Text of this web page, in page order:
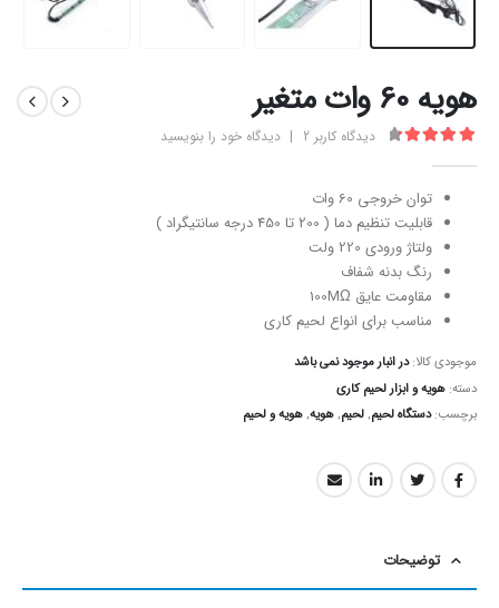
هویه 60 وات متغیر
دیدگاه کاربر2
| دیدگاه خود را بنویسید
توان خروجی 60 وات
قابلیت تنظیم دما ( 200 تا 450 درجه سانتیگراد )
ولتاژ ورودی 220 ولت
رنگ بدنه شفاف
مقاومت عایق 100MΩ
مناسب برای انواع لحیم کاری
موجودی کالا:در انبار موجود نمی باشد
دسته: هویه و ابزار لحیم کاری
برچسب:دستگاه لحیم,لحیم,هویه,هویه و لحیم
توضیحات